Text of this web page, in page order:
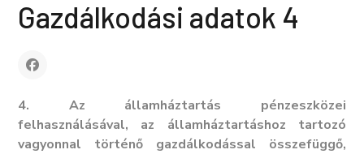
Gazdálkodási adatok 4
4. Az államháztartás pénzeszközei
felhasználásával, az államháztartáshoz tartozó
vagyonnal történő gazdálkodással összefüggő,